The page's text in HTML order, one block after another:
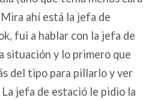
ahí está la jefa de
fui a hablar con la jefa de
situación y lo primero que
del tipo para pillarlo y ver
jefa de estació le pidio la